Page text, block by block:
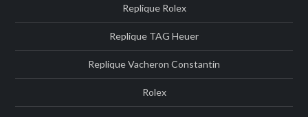
Replique Rolex
Replique TAG Heuer
Replique Vacheron Constantin
Rolex